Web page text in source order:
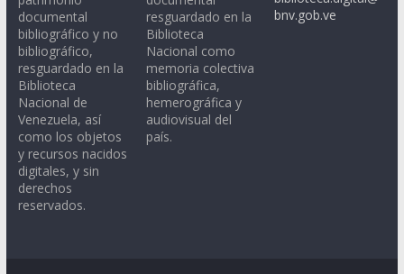
documental
bibliográfico y no
bibliográfico,
resguardado en la
Biblioteca
Nacional de
Venezuela, así
como los objetos
y recursos nacidos
digitales, y sin
derechos
reservados.
resguardado en la
Biblioteca
Nacional como
memoria colectiva
bibliográfica,
hemerográfica y
audiovisual del
país.
bnv.gob.ve